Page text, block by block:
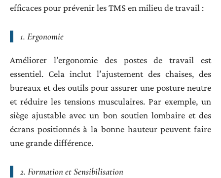
efficaces pour prévenir les TMS en milieu de travail :
1. Ergonomie
Améliorer l’ergonomie des postes de travail est
essentiel. Cela inclut l’ajustement des chaises, des
bureaux et des outils pour assurer une posture neutre
et réduire les tensions musculaires. Par exemple, un
siège ajustable avec un bon soutien lombaire et des
écrans positionnés à la bonne hauteur peuvent faire
une grande différence.
2. Formation et Sensibilisation